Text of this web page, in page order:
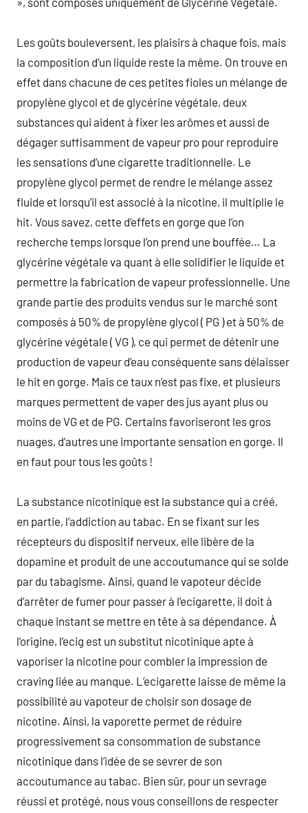
Les goûts bouleversent, les plaisirs à chaque fois, mais
la composition d’un liquide reste la même. On trouve en
effet dans chacune de ces petites fioles un mélange de
propylène glycol et de glycérine végétale, deux
substances qui aident à fixer les arômes et aussi de
dégager suffisamment de vapeur pro pour reproduire
les sensations d’une cigarette traditionnelle. Le
propylène glycol permet de rendre le mélange assez
fluide et lorsqu’il est associé à la nicotine, il multiplie le
hit. Vous savez, cette d’effets en gorge que l’on
recherche temps lorsque l’on prend une bouffée… La
glycérine végétale va quant à elle solidifier le liquide et
permettre la fabrication de vapeur professionnelle. Une
grande partie des produits vendus sur le marché sont
composés à 50% de propylène glycol ( PG ) et à 50% de
glycérine végétale ( VG ), ce qui permet de détenir une
production de vapeur d’eau conséquente sans délaisser
le hit en gorge. Mais ce taux n’est pas fixe, et plusieurs
marques permettent de vaper des jus ayant plus ou
moins de VG et de PG. Certains favoriseront les gros
nuages, d’autres une importante sensation en gorge. Il
en faut pour tous les goûts !
La substance nicotinique est la substance qui a créé,
en partie, l’addiction au tabac. En se fixant sur les
récepteurs du dispositif nerveux, elle libère de la
dopamine et produit de une accoutumance qui se solde
par du tabagisme. Ainsi, quand le vapoteur décide
d’arrêter de fumer pour passer à l’ecigarette, il doit à
chaque instant se mettre en tête à sa dépendance. À
l’origine, l’ecig est un substitut nicotinique apte à
vaporiser la nicotine pour combler la impression de
craving liée au manque. L’ecigarette laisse de même la
possibilité au vapoteur de choisir son dosage de
nicotine. Ainsi, la vaporette permet de réduire
progressivement sa consommation de substance
nicotinique dans l’idée de se sevrer de son
accoutumance au tabac. Bien sûr, pour un sevrage
réussi et protégé, nous vous conseillons de respecter